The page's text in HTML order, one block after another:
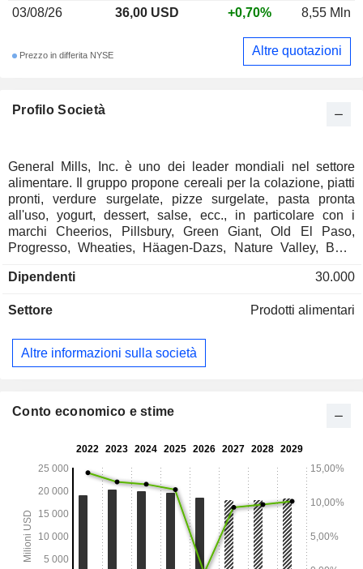
Profilo Società
General Mills, Inc. è uno dei leader mondiali nel settore
alimentare. Il gruppo propone cereali per la colazione, piatti
pronti, verdure surgelate, pizze surgelate, pasta pronta
all'uso, yogurt, dessert, salse, ecc., in particolare con i
marchi Cheerios, Pillsbury, Green Giant, Old El Paso,
Progresso, Wheaties, Häagen-Dazs, Nature Valley, Betty
commercializza alimenti per animali domestici. L'attività è
consumo; - ristorazione e panificazione: vendita di prodotti a
pronti, nonché a mense scolastiche e aziendali. Gli Stati
Uniti rappresentano il 73,8% delle vendite nette.
Dipendenti 30.000
Settore Prodotti alimentari
Altre informazioni sulla società
03/08/26
36,00 USD +0,70% 8,55 Mln
Prezzo in differita NYSE Altre quotazioni
Conto economico e stime